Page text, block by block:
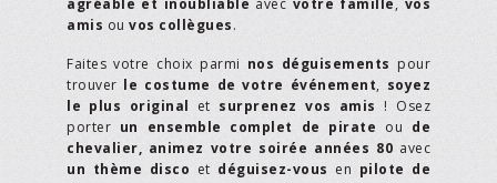
agréable et inoubliable avec votre famille, vos
amis ou vos collègues.
Faites votre choix parmi nos déguisements pour
trouver le costume de votre événement, soyez
le plus original et surprenez vos amis ! Osez
porter un ensemble complet de pirate ou de
chevalier, animez votre soirée années 80 avec
un thème disco et déguisez-vous en pilote de